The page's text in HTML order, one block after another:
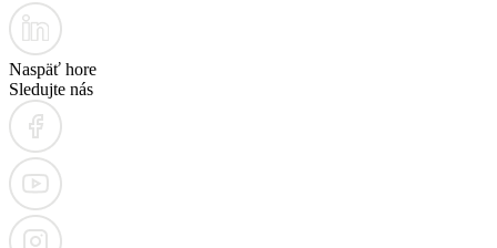
Naspäť hore
Sledujte nás